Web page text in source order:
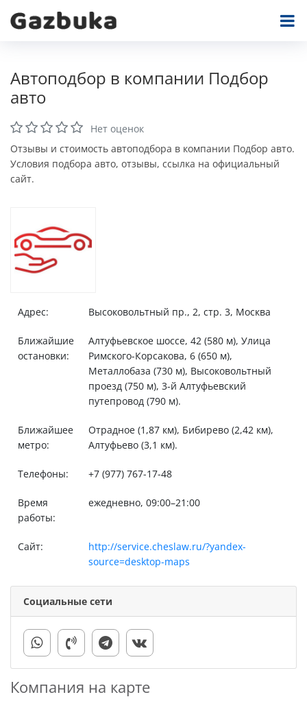
Автоподбор в компании Подбор
авто
Нет оценок
Отзывы и стоимость автоподбора в компании Подбор авто.
Условия подбора авто, отзывы, ссылка на официальный
сайт.
Адрес: Высоковольтный пр., 2, стр. 3, Москва
Ближайшие
остановки:
Алтуфьевское шоссе, 42 (580 м), Улица
Римского-Корсакова, 6 (650 м),
Металлобаза (730 м), Высоковольтный
проезд (750 м), 3-й Алтуфьевский
путепровод (790 м).
Ближайшее
метро:
Отрадное (1,87 км), Бибирево (2,42 км),
Алтуфьево (3,1 км).
Телефоны: +7 (977) 767-17-48
Время
работы:
ежедневно, 09:00–21:00
Сайт:
http://service.cheslaw.ru/?yandex-
source=desktop-maps
Социальные сети
Компания на карте